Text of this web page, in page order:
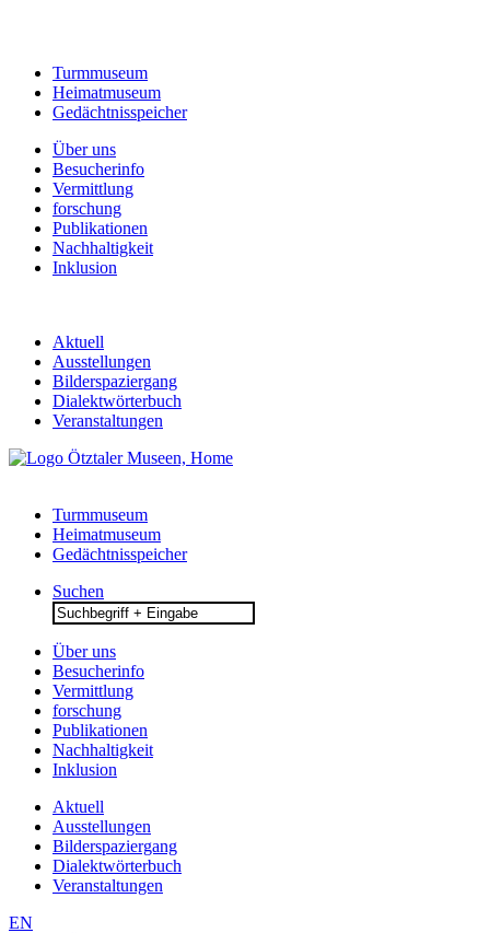
Turmmuseum
Heimatmuseum
Gedächtnisspeicher
Über uns
Besucherinfo
Vermittlung
forschung
Publikationen
Nachhaltigkeit
Inklusion
Aktuell
Ausstellungen
Bilderspaziergang
Dialektwörterbuch
Veranstaltungen
Turmmuseum
Heimatmuseum
Gedächtnisspeicher
Suchen
Search
for:
Über uns
Besucherinfo
Vermittlung
forschung
Publikationen
Nachhaltigkeit
Inklusion
Aktuell
Ausstellungen
Bilderspaziergang
Dialektwörterbuch
Veranstaltungen
EN